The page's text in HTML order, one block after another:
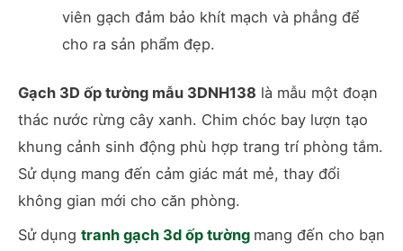
viên gạch đảm bảo khít mạch và phẳng để
cho ra sản phẩm đẹp.
Gạch 3D ốp tường mẫu 3DNH138 là mẫu một đoạn
thác nước rừng cây xanh. Chim chóc bay lượn tạo
khung cảnh sinh động phù hợp trang trí phòng tắm.
Sử dụng mang đến cảm giác mát mẻ, thay đổi
không gian mới cho căn phòng.
Sử dụng tranh gạch 3d ốp tường mang đến cho bạn